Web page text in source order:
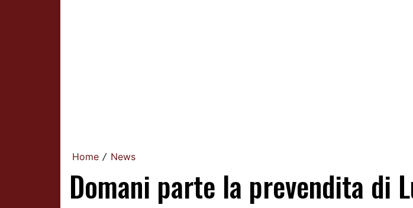
Home / News
Domani parte la prevendita di